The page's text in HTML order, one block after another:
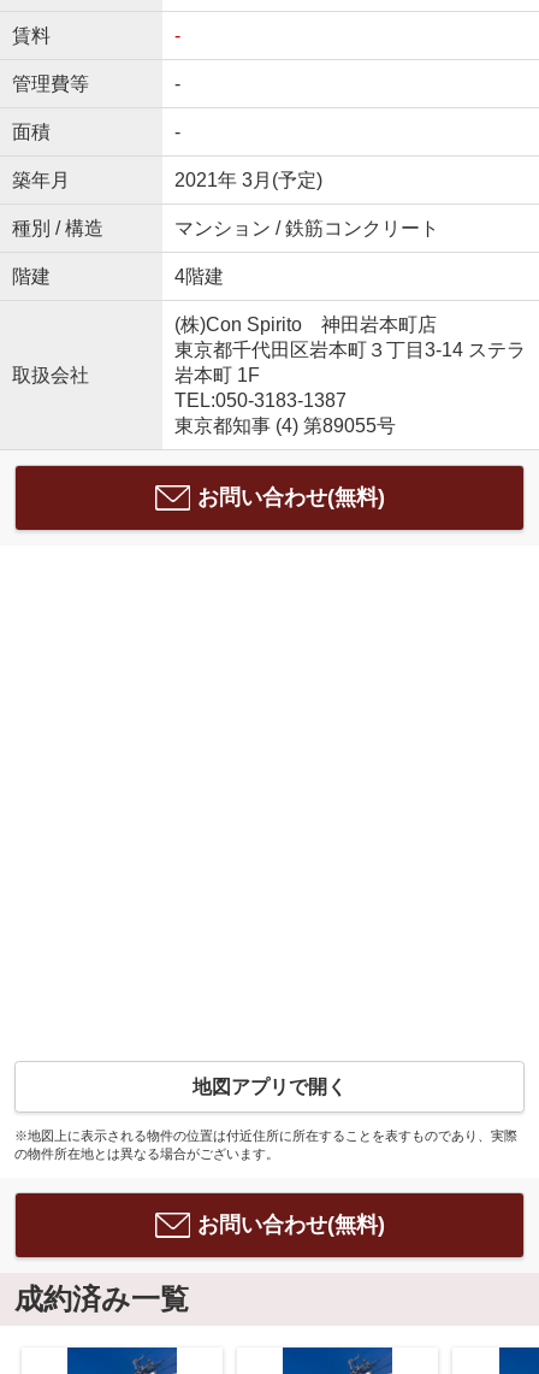
賃料 -
管理費等 -
面積 -
築年月 2021年 3月(予定)
種別 / 構造 マンション / 鉄筋コンクリート
階建 4階建
取扱会社
(株)Con Spirito 神田岩本町店
東京都千代田区岩本町３丁目3-14 ステラ
岩本町 1F
TEL:050-3183-1387
東京都知事 (4) 第89055号
お問い合わせ(無料)
地図アプリで開く
※地図上に表示される物件の位置は付近住所に所在することを表すものであり、実際
の物件所在地とは異なる場合がございます。
お問い合わせ(無料)
成約済み一覧